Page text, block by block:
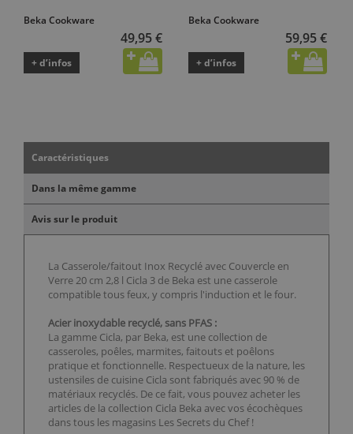
Beka Cookware
49,95 €
+ d’infos
Beka Cookware
59,95 €
+ d’infos
Caractéristiques
Dans la même gamme
Avis sur le produit
La Casserole/faitout Inox Recyclé avec Couvercle en
Verre 20 cm 2,8 l Cicla 3 de Beka est une casserole
compatible tous feux, y compris l'induction et le four.
Acier inoxydable recyclé, sans PFAS :
La gamme Cicla, par Beka, est une collection de
casseroles, poêles, marmites, faitouts et poêlons
pratique et fonctionnelle. Respectueux de la nature, les
ustensiles de cuisine Cicla sont fabriqués avec 90 % de
matériaux recyclés. De ce fait, vous pouvez acheter les
articles de la collection Cicla Beka avec vos écochèques
dans tous les magasins Les Secrets du Chef !